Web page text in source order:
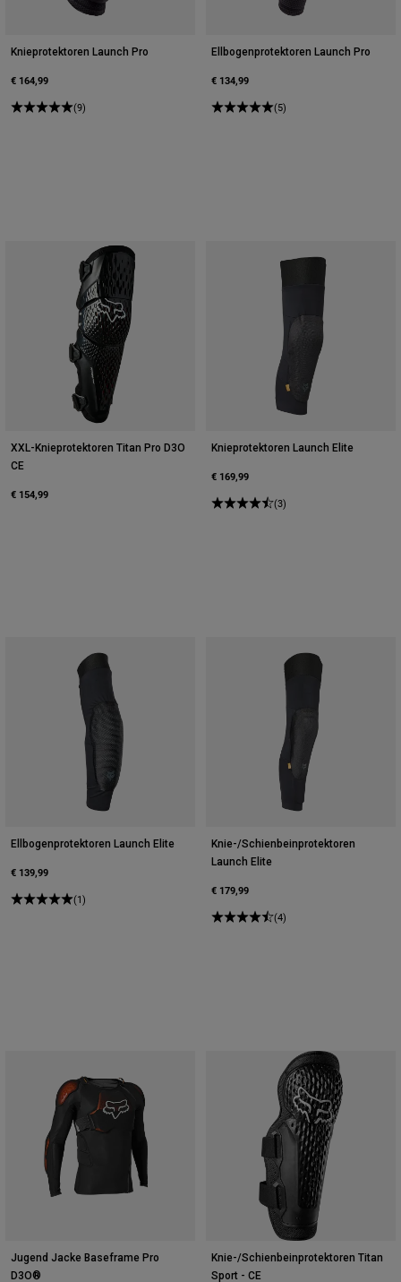
Knieprotektoren Launch Pro
€ 164,99
(9)
Ellbogenprotektoren Launch Pro
€ 134,99
(5)
XXL-Knieprotektoren Titan Pro D3O
CE
€ 154,99
Knieprotektoren Launch Elite
€ 169,99
(3)
Ellbogenprotektoren Launch Elite
€ 139,99
(1)
Knie-/Schienbeinprotektoren
Launch Elite
€ 179,99
(4)
Jugend Jacke Baseframe Pro
D3O®
Knie-/Schienbeinprotektoren Titan
Sport - CE